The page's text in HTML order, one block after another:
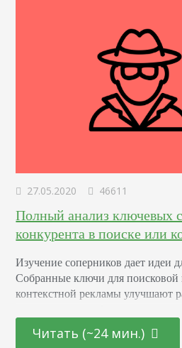
27.05.2020 46611
Полный анализ ключевых
конкурента в поиске или
Изучение соперников дает идеи
Собранные ключи для поисковой
контекстной рекламы улучшают
гайд про способы поиска
словам и наоборот, изучение
Читать (~24 мин.)